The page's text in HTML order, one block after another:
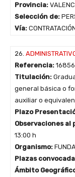
Provincia:
Selección de:
Vía:
26.
Referencia:
Titulación:
general básica o
auxiliar o
Plazo
Observaciones al
13:00 h
Organismo:
Plazas
Ámbito